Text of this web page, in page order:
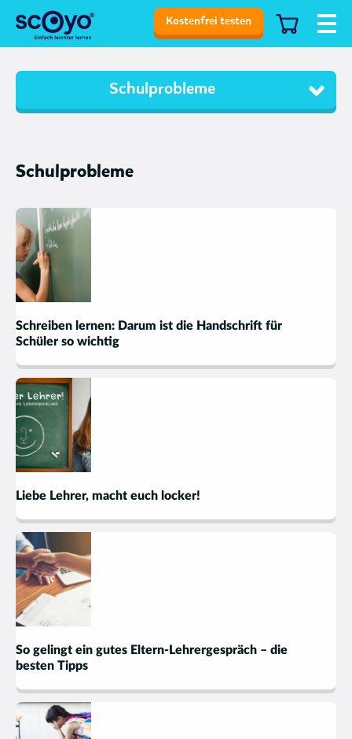
Kostenfrei testen
Schulprobleme
Schulprobleme
Schreiben lernen: Darum ist die Handschrift für
Schüler so wichtig
Liebe Lehrer, macht euch locker!
So gelingt ein gutes Eltern-Lehrergespräch – die
besten Tipps